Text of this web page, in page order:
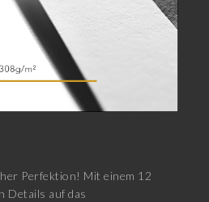
Perfektion! Mit einem 12
Details auf das